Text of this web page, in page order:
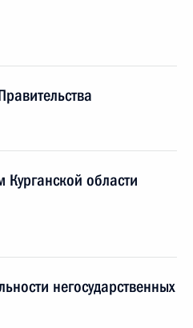
Курганской области
негосударственных